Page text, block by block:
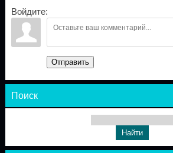
Войдите:
Отправить
Поиск